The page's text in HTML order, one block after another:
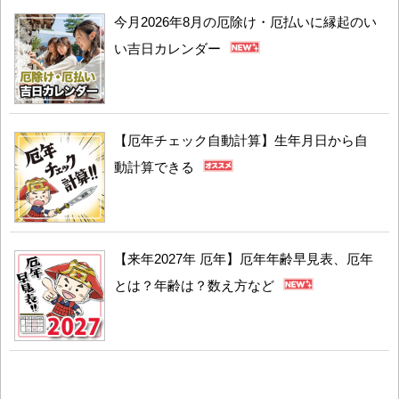
今月2026年8月の厄除け・厄払いに縁起のい
い吉日カレンダー
【厄年チェック自動計算】生年月日から自
動計算できる
【来年2027年 厄年】厄年年齢早見表、厄年
とは？年齢は？数え方など